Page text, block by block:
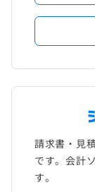
請求書・見
です。会計
す。